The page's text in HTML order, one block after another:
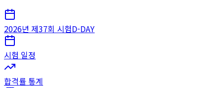
2026년 제37회 시험D-DAY
시험 일정
합격률 통계